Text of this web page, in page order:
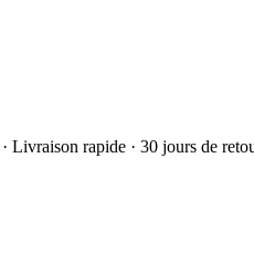
Livraison rapide · 30 jours de